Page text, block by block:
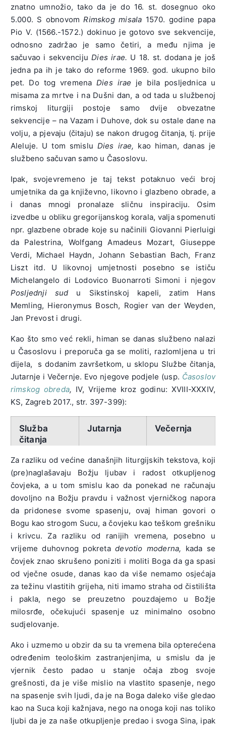
znatno umnožio, tako da je do 16. st. dosegnuo oko
5.000. S obnovomRimskog misala 1570. godine papa
Pio V. (1566.-1572.) dokinuo je gotovo sve sekvencije,
odnosno zadržao je samo četiri, a među njima je
sačuvao i sekvencijuDies irae. U 18. st. dodana je još
jedna pa ih je tako do reforme 1969. god. ukupno bilo
pet. Do tog vremenaDies irae je bila posljednica u
misama za mrtve i na Dušni dan, a od tada u službenoj
rimskoj liturgiji postoje samo dvije obvezatne
sekvencije – na Vazam i Duhove, dok su ostale dane na
volju, a pjevaju (čitaju) se nakon drugog čitanja, tj. prije
Aleluje. U tom smislu Dies irae, kao himan, danas je
službeno sačuvan samo u Časoslovu.
Ipak, svojevremeno je taj tekst potaknuo veći broj
umjetnika da ga književno, likovno i glazbeno obrade, a
i danas mnogi pronalaze sličnu inspiraciju. Osim
izvedbe u obliku gregorijanskog korala, valja spomenuti
npr. glazbene obrade koje su načinili Giovanni Pierluigi
da Palestrina, Wolfgang Amadeus Mozart, Giuseppe
Verdi, Michael Haydn, Johann Sebastian Bach, Franz
Liszt itd. U likovnoj umjetnosti posebno se ističu
Michelangelo di Lodovico Buonarroti Simoni i njegov
Posljednji sud u Sikstinskoj kapeli, zatim Hans
Memling, Hieronymus Bosch, Rogier van der Weyden,
Jan Prevost i drugi.
Kao što smo već rekli, himan se danas službeno nalazi
u Časoslovu i preporuča ga se moliti, razlomljena u tri
dijela, s dodanim završetkom, u sklopu Službe čitanja,
Jutarnje i Večernje. Evo njegove podjele (usp. Časoslov
rimskog obreda, IV, Vrijeme kroz godinu: XVIII-XXXIV,
KS, Zagreb 2017., str. 397-399):
Služba
čitanja
Jutarnja Večernja
U dan onaj, u
dan gnjeva
Ognjem svijet
će sav da
sijeva:
Sa Sibilom
David pjeva.
Kolik strah će
na sve pasti
Kada Sudac s
Dođe
pretrest
ljudske
strasti!
S trublje
čudan zvuk
romoni,
U sva groblja
budeć roni
I pred
Što ću jadan
tada zborit?
Komu ću se
zagovorit
Gdje i dobre
strah će
morit?
Kralju
strašne
veličine,
Dajuć spas
ko dar s
visine,
pun miline!
Sjeti se, o
Spase mio,
Da si za me
putnik bio,
Ne daj mi u
paklu dio.
Mariju si
opravdao,
Raj zločincu
obećao
Pa i meni
nadu dao
Molitva mi
nema moći
Al’ ti blag si,
ne daj poći
mojoj zloći.
svijetom,
Plamenu ga
predaš
kletom,
Zovni mene s
vojskom
svetom.
Za razliku od većine današnjih liturgijskih tekstova, koji
(pre)naglašavaju Božju ljubav i radost otkupljenog
čovjeka, a u tom smislu kao da ponekad ne računaju
dovoljno na Božju pravdu i važnost vjerničkog napora
da pridonese svome spasenju, ovaj himan govori o
Bogu kao strogom Sucu, a čovjeku kao teškom grešniku
i krivcu. Za razliku od ranijih vremena, posebno u
vrijeme duhovnog pokretadevotio moderna, kada se
čovjek znao skrušeno poniziti i moliti Boga da ga spasi
od vječne osude, danas kao da više nemamo osjećaja
za težinu vlastitih grijeha, niti imamo straha od čistilišta
i pakla, nego se preuzetno pouzdajemo u Božje
milosrđe, očekujući spasenje uz minimalno osobno
sudjelovanje.
Ako i uzmemo u obzir da su ta vremena bila opterećena
određenim teološkim zastranjenjima, u smislu da je
vjernik često padao u stanje očaja zbog svoje
grešnosti, da je više mislio na vlastito spasenje, nego
na spasenje svih ljudi, da je na Boga daleko više gledao
kao na Suca koji kažnjava, nego na onoga koji nas toliko
ljubi da je za naše otkupljenje predao i svoga Sina, ipak